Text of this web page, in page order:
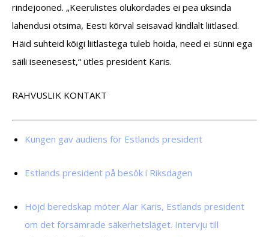
rindejooned. „Keerulistes olukordades ei pea üksinda
lahendusi otsima, Eesti kõrval seisavad kindlalt liitlased.
Häid suhteid kõigi liitlastega tuleb hoida, need ei sünni ega
säili iseenesest,“ ütles president Karis.
RAHVUSLIK KONTAKT
Kungen gav audiens för Estlands president
Estlands president på besök i Riksdagen
Höjd beredskap möter Alar Karis, Estlands president
om det försämrade säkerhetsläget. Intervju till